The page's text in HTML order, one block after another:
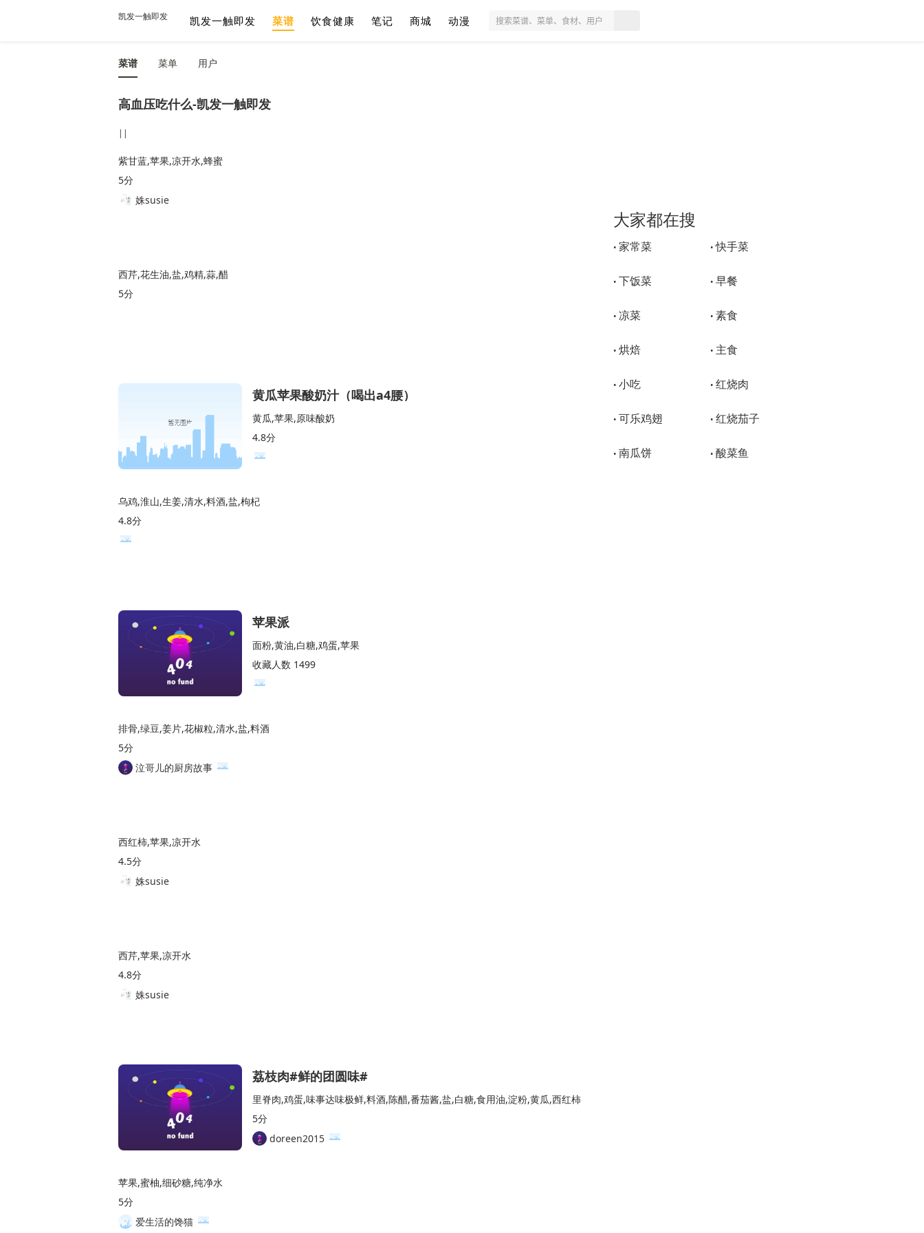
凯发一触即发 凯发一触即发 菜谱 饮食健康 笔记 商城 动漫
菜谱 菜单 用户
高血压吃什么-凯发一触即发
||
紫甘蓝,苹果,凉开水,蜂蜜
5分
姝susie
西芹,花生油,盐,鸡精,蒜,醋
5分
黄瓜苹果酸奶汁（喝出a4腰）
黄瓜,苹果,原味酸奶
4.8分
乌鸡,淮山,生姜,清水,料酒,盐,枸杞
4.8分
苹果派
面粉,黄油,白糖,鸡蛋,苹果
收藏人数 1499
排骨,绿豆,姜片,花椒粒,清水,盐,料酒
5分
泣哥儿的厨房故事
西红柿,苹果,凉开水
4.5分
姝susie
西芹,苹果,凉开水
4.8分
姝susie
荔枝肉#鲜的团圆味#
里脊肉,鸡蛋,味事达味极鲜,料酒,陈醋,番茄酱,盐,白糖,食用油,淀粉,黄瓜,西红柿
5分
doreen2015
苹果,蜜柚,细砂糖,纯净水
5分
爱生活的馋猫
大家都在搜
• 家常菜 •快手菜
• 下饭菜 • 早餐
• 凉菜 • 素食
• 烘焙 • 主食
• 小吃 • 红烧肉
• 可乐鸡翅 • 红烧茄子
• 南瓜饼 • 酸菜鱼